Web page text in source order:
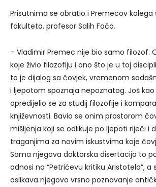
Prisutnima se obratio i Premecov kolega
fakulteta, profesor Salih Fočo.
– Vladimir Premec nije bio samo filozof.
koje živio filozofiju i ono što je u toj
to je dijalog sa čovjek, vremenom
i ljepotom spoznaja nepoznatog. Još
opredijelio se za studij filozofije i
književnosti. Bavio se onim prostorom
mišljenja koji se odlikuje po ljepoti riječi i
traganjima za novim iskustvima koje
Sama njegova doktorska disertacija to
odnosi na “Petrićevu kritiku Aristotela”, a
oslikava njegovo vrsno poznavanje